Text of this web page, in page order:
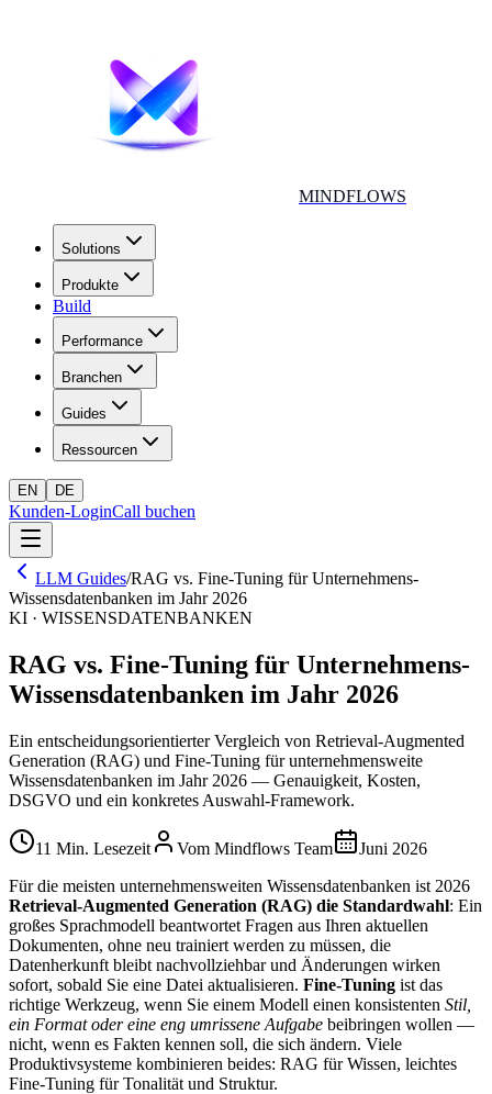
MINDFLOWS
Solutions
Produkte
Build
Performance
Branchen
Guides
Ressourcen
EN DE
Kunden-LoginCall buchen
LLM Guides/RAG vs. Fine-Tuning für Unternehmens-
Wissensdatenbanken im Jahr 2026
KI · WISSENSDATENBANKEN
RAG vs. Fine-Tuning für Unternehmens-
Wissensdatenbanken im Jahr 2026
Ein entscheidungsorientierter Vergleich von Retrieval-Augmented
Generation (RAG) und Fine-Tuning für unternehmensweite
Wissensdatenbanken im Jahr 2026 — Genauigkeit, Kosten,
DSGVO und ein konkretes Auswahl-Framework.
11 Min. Lesezeit Vom Mindflows Team
Juni 2026
Für die meisten unternehmensweiten Wissensdatenbanken ist 2026
Retrieval-Augmented Generation (RAG) die Standardwahl: Ein
großes Sprachmodell beantwortet Fragen aus Ihren aktuellen
Dokumenten, ohne neu trainiert werden zu müssen, die
Datenherkunft bleibt nachvollziehbar und Änderungen wirken
sofort, sobald Sie eine Datei aktualisieren. Fine-Tuning ist das
richtige Werkzeug, wenn Sie einem Modell einen konsistenten Stil,
ein Format oder eine eng umrissene Aufgabe beibringen wollen —
nicht, wenn es Fakten kennen soll, die sich ändern. Viele
Produktivsysteme kombinieren beides: RAG für Wissen, leichtes
Fine-Tuning für Tonalität und Struktur.